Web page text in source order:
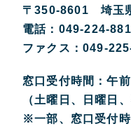
〒350-8601 埼玉
電話：049-224-
ファクス：049-
窓口受付時間：午
（土曜日、日曜日
※一部、窓口受付時